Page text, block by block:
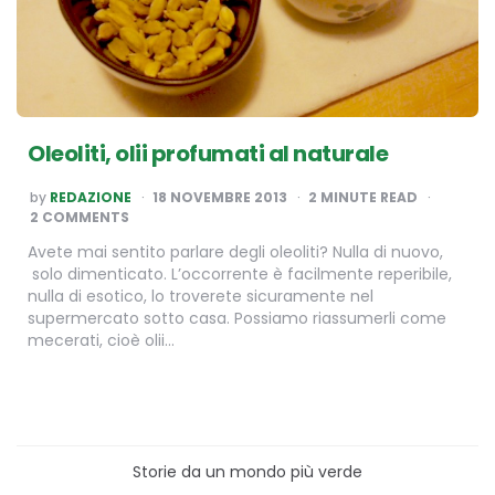
Oleoliti, olii profumati al naturale
POSTED
BY
by REDAZIONE 18 NOVEMBRE 2013 2 MINUTE READ
2 COMMENTS
Avete mai sentito parlare degli oleoliti? Nulla di nuovo,
solo dimenticato. L’occorrente è facilmente reperibile,
nulla di esotico, lo troverete sicuramente nel
supermercato sotto casa. Possiamo riassumerli come
mecerati, cioè olii…
Storie da un mondo più verde